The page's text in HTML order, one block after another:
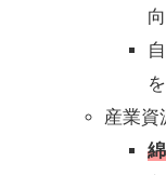
産業資